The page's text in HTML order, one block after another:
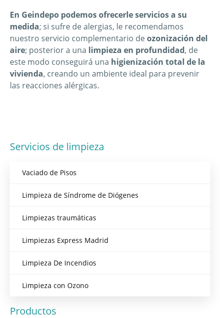
En Geindepo podemos ofrecerle servicios a su
medida; si sufre de alergias, le recomendamos
nuestro servicio complementario deozonización del
aire; posterior a una limpieza en profundidad, de
este modo conseguirá una higienización total de la
vivienda, creando un ambiente ideal para prevenir
las reacciones alérgicas.
Servicios de limpieza
Vaciado de Pisos
Limpieza de Síndrome de Diógenes
Limpiezas traumáticas
Limpiezas Express Madrid
Limpieza De Incendios
Limpieza con Ozono
Productos